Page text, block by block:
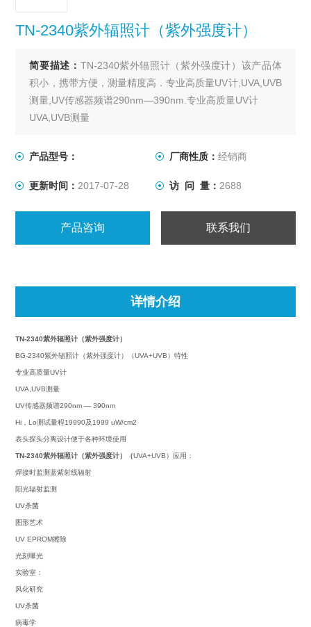
TN-2340紫外辐照计（紫外强度计）
简要描述： TN-2340紫外辐照计（紫外强度计）该产品体
积小，携带方便，测量精度高．专业高质量UV计,UVA,UVB
测量,UV传感器频谱290nm—390nm.专业高质量UV计
UVA,UVB测量
Hi，Lo测试量程19990及1999 uW/cm2
产品型号： 厂商性质： 经销商
更新时间： 2017-07-28 访 问 量： 2688
产品咨询 联系我们
详情介绍
TN-2340紫外辐照计（紫外强度计）
BG-2340紫外辐照计（紫外强度计）（UVA+UVB）特性
专业高质量UV计
UVA,UVB测量
UV传感器频谱290nm — 390nm
Hi，Lo测试量程19990及1999 uW/cm2
表头探头分离设计便于各种环境使用
TN-2340紫外辐照计（紫外强度计）（UVA+UVB）应用 ：
焊接时监测蓝紫射线辐射
阳光辐射监测
UV杀菌
图形艺术
UV EPROM擦除
光刻曝光
实验室：
风化研究
UV杀菌
病毒学